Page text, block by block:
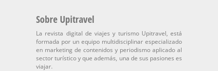
Sobre Upitravel
La revista digital de viajes y turismo Upitravel, está
formada por un equipo multidisciplinar especializado
en marketing de contenidos y periodismo aplicado al
sector turístico y que además, una de sus pasiones es
viajar.